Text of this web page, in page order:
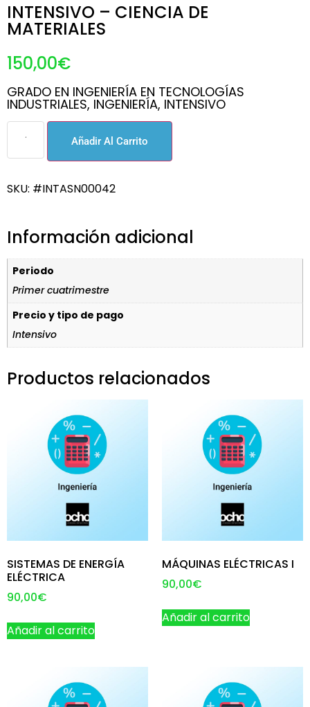
INTENSIVO – CIENCIA DE
MATERIALES
150,00€
GRADO EN INGENIERÍA EN TECNOLOGÍAS
INDUSTRIALES, INGENIERÍA, INTENSIVO
Añadir Al Carrito
SKU: #INTASN00042
Información adicional
Periodo
Primer cuatrimestre
Precio y tipo de pago
Intensivo
Productos relacionados
SISTEMAS DE ENERGÍA
ELÉCTRICA
90,00€
Añadir al carrito
MÁQUINAS ELÉCTRICAS I
90,00€
Añadir al carrito